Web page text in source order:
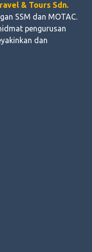
& Tours Sdn.
SSM dan MOTAC.
pengurusan
dan